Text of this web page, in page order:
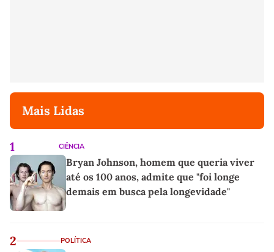
Mais Lidas
1 CIÊNCIA
Bryan Johnson, homem que queria viver
até os 100 anos, admite que "foi longe
demais em busca pela longevidade"
2 POLÍTICA